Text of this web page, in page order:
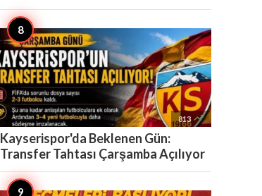
813 
Kayserispor'da Beklenen Gün:
Transfer Tahtası Çarşamba Açılıyor